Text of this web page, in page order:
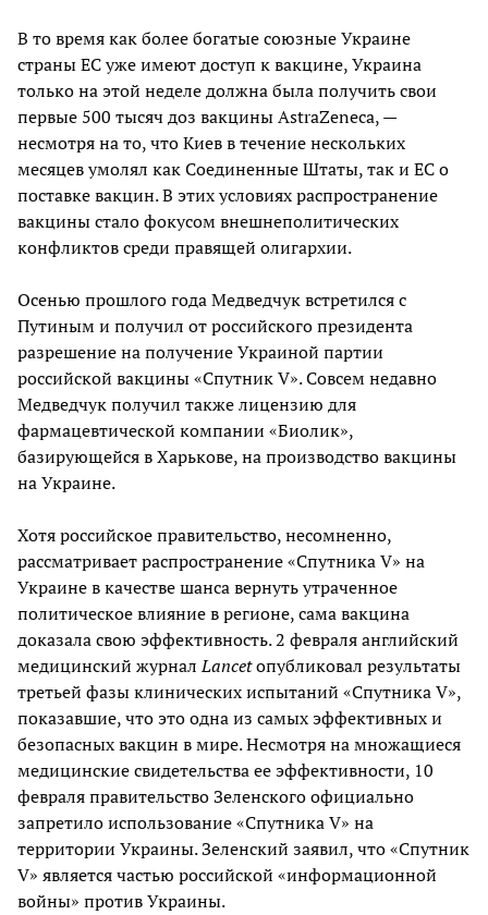
В то время как более богатые союзные Украине
страны ЕС уже имеют доступ к вакцине, Украина
только на этой неделе должна была получить свои
первые 500 тысяч доз вакцины AstraZeneca, —
несмотря на то, что Киев в течение нескольких
месяцев умолял как Соединенные Штаты, так и ЕС о
поставке вакцин. В этих условиях распространение
вакцины стало фокусом внешнеполитических
конфликтов среди правящей олигархии.
Осенью прошлого года Медведчук встретился с
Путиным и получил от российского президента
разрешение на получение Украиной партии
российской вакцины «Спутник V». Совсем недавно
Медведчук получил также лицензию для
фармацевтической компании «Биолик»,
базирующейся в Харькове, на производство вакцины
на Украине.
Хотя российское правительство, несомненно,
рассматривает распространение «Спутника V» на
Украине в качестве шанса вернуть утраченное
политическое влияние в регионе, сама вакцина
доказала свою эффективность. 2 февраля английский
медицинский журналLancetопубликовал результаты
третьей фазы клинических испытаний «Спутника V»,
показавшие, что это одна из самых эффективных и
безопасных вакцин в мире. Несмотря на множащиеся
медицинские свидетельства ее эффективности, 10
февраля правительство Зеленского официально
запретило использование «Спутника V» на
территории Украины. Зеленский заявил, что «Спутник
V» является частью российской «информационной
войны» против Украины.